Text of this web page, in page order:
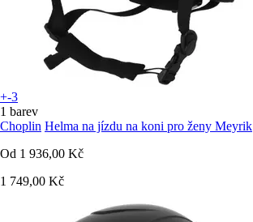
+-3
1 barev
Choplin Helma na jízdu na koni pro ženy Meyrik
Od 1 936,00 Kč
1 749,00 Kč